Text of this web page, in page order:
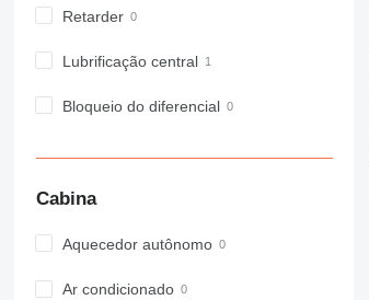
Retarder
Lubrificação central
Bloqueio do diferencial
Cabina
Aquecedor autônomo
Ar condicionado